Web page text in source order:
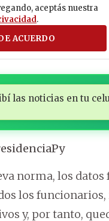
las noticias en tu
norma, los
los
y, por tanto,